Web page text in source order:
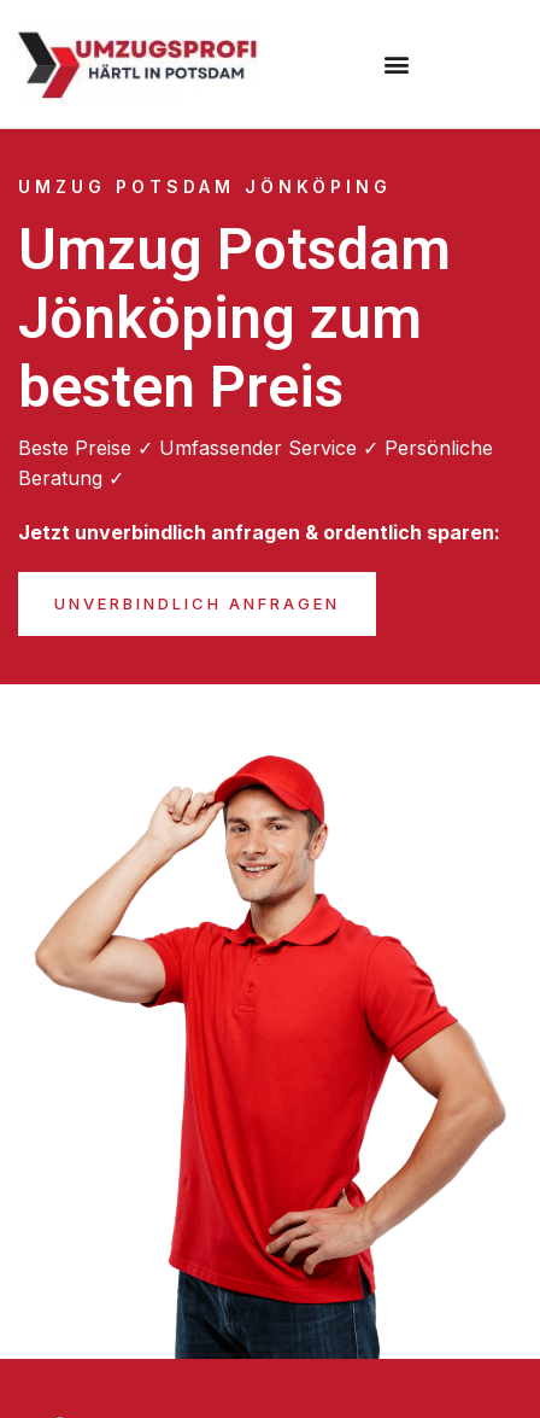
UMZUG POTSDAM JÖNKÖPING
Umzug Potsdam
Jönköping zum
besten Preis
Beste Preise ✓ Umfassender Service ✓ Persönliche
Beratung ✓
Jetzt unverbindlich anfragen & ordentlich sparen:
UNVERBINDLICH ANFRAGEN